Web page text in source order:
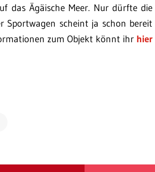
das Ägäische Meer. Nur dürfte die
Sportwagen scheint ja schon bereit
zum Objekt könnt ihr hier